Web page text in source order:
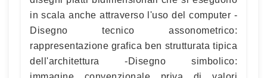
in scala anche attraverso l'uso del computer -
Disegno tecnico assonometrico:
rappresentazione grafica ben strutturata tipica
dell'architettura -Disegno simbolico: